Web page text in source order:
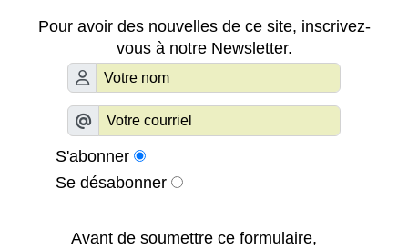
Pour avoir des nouvelles de ce site, inscrivez-
vous à notre Newsletter.
S'abonner
Se désabonner
Avant de soumettre ce formulaire,